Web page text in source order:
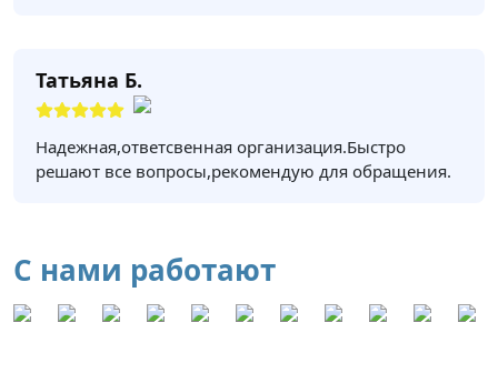
Татьяна Б.
Надежная,ответсвенная организация.Быстро
решают все вопросы,рекомендую для обращения.
С нами работают